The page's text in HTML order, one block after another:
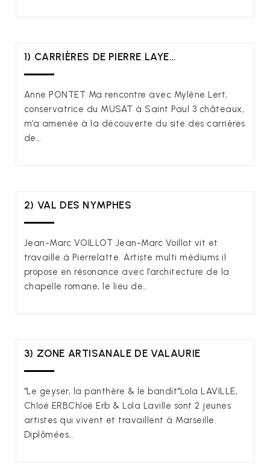
1) CARRIÈRES DE PIERRE LAYE…
Anne PONTET Ma rencontre avec Mylène Lert,
conservatrice du MUSAT à Saint Paul 3 châteaux,
m’a amenée à la découverte du site des carrières
de…
2) VAL DES NYMPHES
Jean-Marc VOILLOT Jean-Marc Voillot vit et
travaille à Pierrelatte. Artiste multi médiums il
propose en résonance avec l’architecture de la
chapelle romane, le lieu de…
3) ZONE ARTISANALE DE VALAURIE
"Le geyser, la panthère & le bandit"Lola LAVILLE,
Chloé ERBChloé Erb & Lola Laville sont 2 jeunes
artistes qui vivent et travaillent à Marseille.
Diplômées…